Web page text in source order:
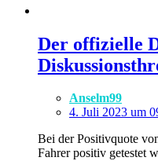
Der offizielle
Anselm99
4. Juli 2023 um
Bei der Positivquote
Fahrer positiv getestet